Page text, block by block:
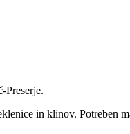
Preserje.
in klinov. Potreben